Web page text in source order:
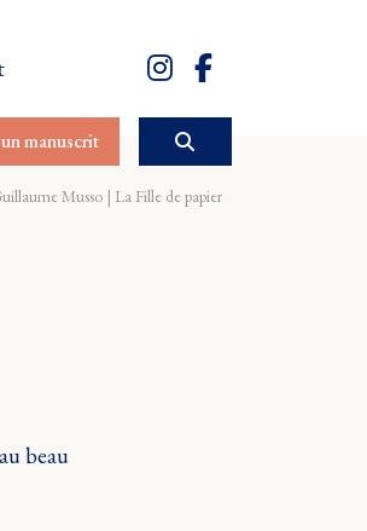
manuscrit
Musso La Fille de papier
beau